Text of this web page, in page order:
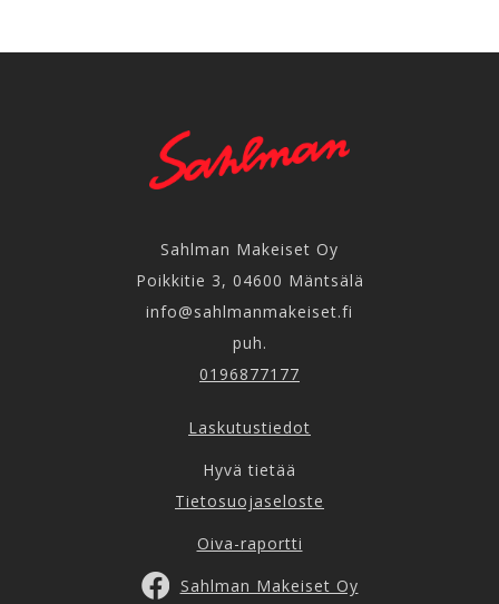
Sahlman Makeiset Oy
Poikkitie 3, 04600 Mäntsälä
info@sahlmanmakeiset.fi
puh.
0196877177
Laskutustiedot
Hyvä tietää
Tietosuojaseloste
Oiva-raportti
Sahlman Makeiset Oy